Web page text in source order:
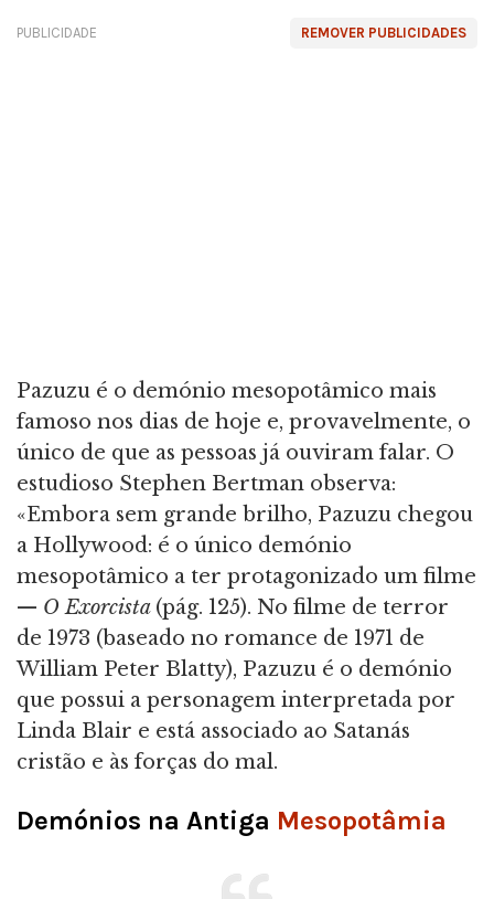
REMOVER PUBLICIDADES
PUBLICIDADE
Pazuzu é o demónio mesopotâmico mais
famoso nos dias de hoje e, provavelmente, o
único de que as pessoas já ouviram falar. O
estudioso Stephen Bertman observa:
«Embora sem grande brilho, Pazuzu chegou
a Hollywood: é o único demónio
mesopotâmico a ter protagonizado um filme
— O Exorcista (pág. 125). No filme de terror
de 1973 (baseado no romance de 1971 de
William Peter Blatty), Pazuzu é o demónio
que possui a personagem interpretada por
Linda Blair e está associado ao Satanás
cristão e às forças do mal.
Demónios na Antiga Mesopotâmia